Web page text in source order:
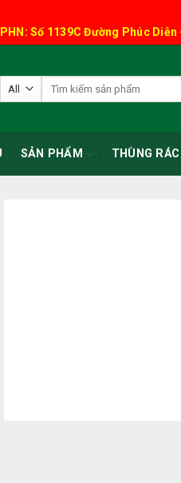
Số 1139C Đường Phúc
Tìm
SẢN PHẨM THÙNG